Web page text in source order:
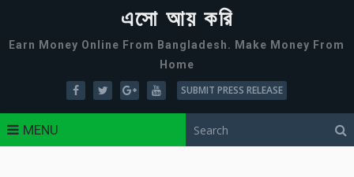
এসো আয় করি
Earn Money Online From Bangladesh. Make Money From
Home
SUBMIT PRESS RELEASE
MENU